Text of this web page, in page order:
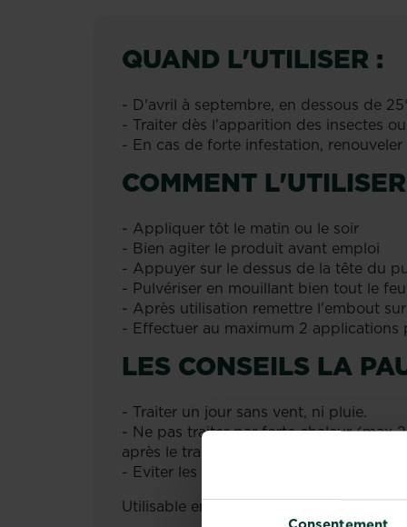
QUAND L'UTILISER :
- D'avril à septembre, en dessous de
- Traiter dès l'apparition des insectes
- En cas de forte infestation, renouveler
COMMENT
- Appliquer tôt le matin ou le soir
- Bien agiter le produit avant emploi
- Appuyer sur le dessus de la tête du
- Pulvériser en mouillant bien tout le
- Après utilisation remettre l'embout sur
- Effectuer au maximum 2 applications
LES CONSEILS LA
- Traiter un jour sans vent, ni pluie.
- Ne pas traiter par forte chaleur (max
après le traitement.
- Eviter les projections sur les murs et
Utilisable en agriculture biologique